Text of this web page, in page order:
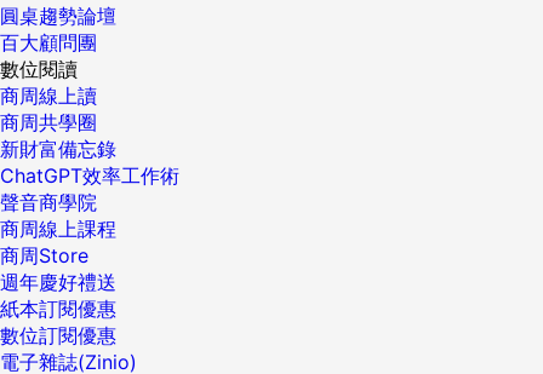
圓桌趨勢論壇
百大顧問團
數位閱讀
商周線上讀
商周共學圈
新財富備忘錄
ChatGPT效率工作術
聲音商學院
商周線上課程
商周Store
週年慶好禮送
紙本訂閱優惠
數位訂閱優惠
電子雜誌(Zinio)